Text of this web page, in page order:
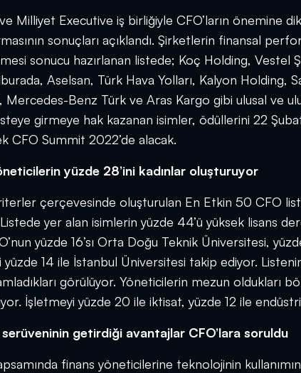
Milliyet Executive iş birliğiyle CFO’ların önemine
sonuçları açıklandı. Şirketlerin finansal
sonucu hazırlanan listede; Koç Holding, Vestel
Aselsan, Türk Hava Yolları, Kalyon Holding,
Benz Türk ve Aras Kargo gibi ulusal ve
girmeye hak kazanan isimler, ödüllerini 22
CFO Summit 2022’de alacak.
yüzde 28’ini kadınlar oluşturuyor
çerçevesinde oluşturulan En Etkin 50 CFO
yer alan isimlerin yüzde 44’ü yüksek lisans
yüzde 16’sı Orta Doğu Teknik Üniversitesi,
14 ile İstanbul Üniversitesi takip ediyor.
görülüyor. Yöneticilerin mezun oldukları
İşletmeyi yüzde 20 ile iktisat, yüzde 12 ile
getirdiği avantajlar CFO’lara soruldu
finans yöneticilerine teknolojinin